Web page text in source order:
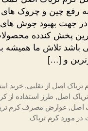
رفع چین و چروک های
جهت بهبود جوش
پخش کندده
باشد تلاش ما همیشه
و […]
اصل از تقلبی, خرید
اصل, طرز استفاده از
اصل, عوارض مصرف کرم
در مورد کرم تریاک